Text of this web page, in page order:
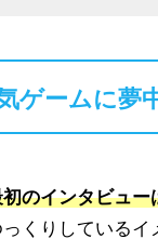
ゲームに夢
のインタビュ
くりしているイ